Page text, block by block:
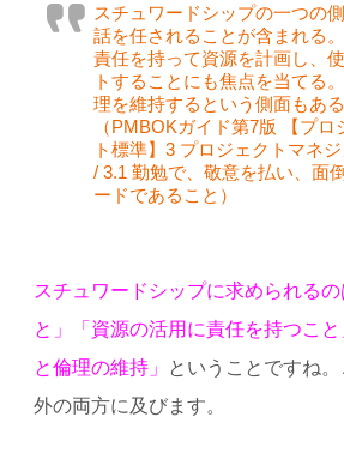
スチュワードシップの一つの
話を任されることが含まれる
責任を持って資源を計画し、
トすることにも焦点を当てる
理を維持するという側面もある
（PMBOKガイド第7版 【プ
ト標準】3 プロジェクトマネ
/ 3.1 勤勉で、敬意を払い、面
ードであること）
スチュワードシップに求められる
と」「資源の活用に責任を持つこ
と倫理の維持」
ということですね
外の両方に及びます。